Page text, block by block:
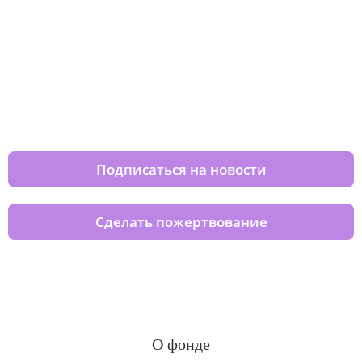
Подписаться на новости
Сделать пожертвование
О фонде